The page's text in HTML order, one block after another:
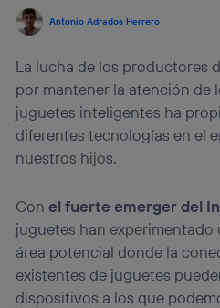
Antonio Adrados Herrero
La lucha de los productores
por mantener la atención de
juguetes inteligentes ha
diferentes tecnologías en el
nuestros hijos.
Conel fuerte emerger del
juguetes han
área potencial donde la
existentes de juguetes
dispositivos a los que